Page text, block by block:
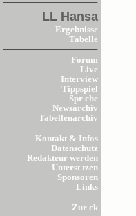
LL Hansa
Ergebnisse
Tabelle
Forum
Live
Interview
Tippspiel
Spr che
Newsarchiv
Tabellenarchiv
Kontakt & Infos
Datenschutz
Redakteur werden
Unterst tzen
Sponsoren
Links
Zur ck